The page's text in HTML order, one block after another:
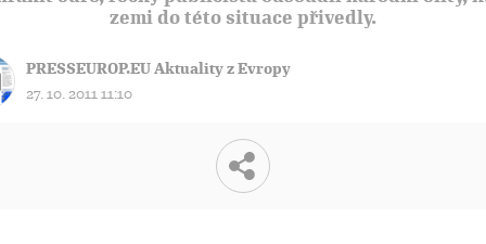
zemi do této situace přivedly.
PRESSEUROP.EU Aktuality z Evropy
27. 10. 2011 11:10